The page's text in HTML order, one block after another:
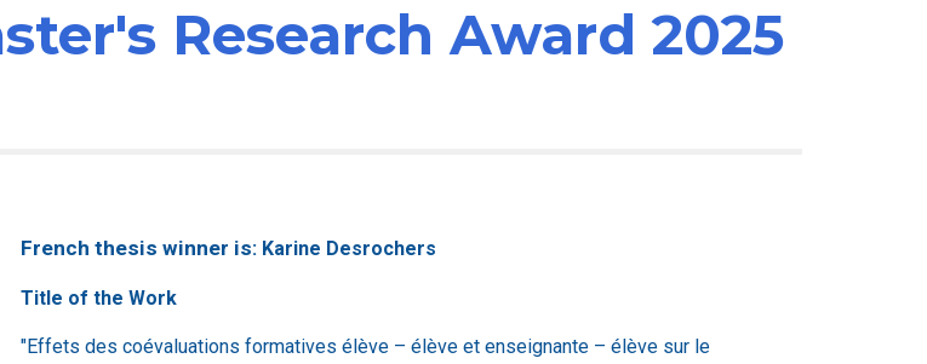
Research Award 2025
French thesis winner is: Karine Desrochers
Title of the Work
"Effets des coévaluations formatives élève – élève et enseignante – élève sur le